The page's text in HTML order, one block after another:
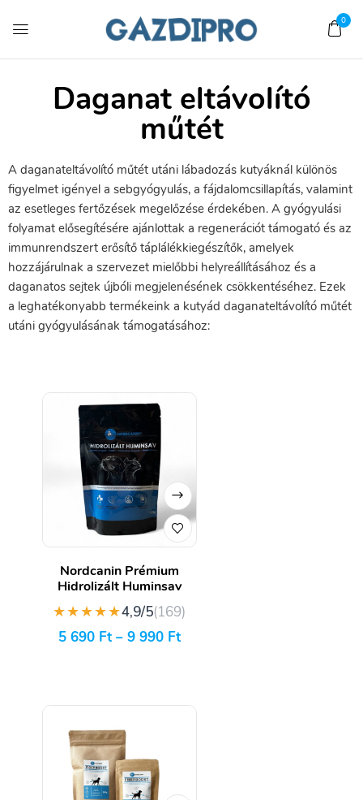
0
Daganat eltávolító
műtét
A daganateltávolító műtét utáni lábadozás kutyáknál különös
figyelmet igényel a sebgyógyulás, a fájdalomcsillapítás, valamint
az esetleges fertőzések megelőzése érdekében. A gyógyulási
folyamat elősegítésére ajánlottak a regenerációt támogató és az
immunrendszert erősítő táplálékkiegészítők, amelyek
hozzájárulnak a szervezet mielőbbi helyreállításához és a
daganatos sejtek újbóli megjelenésének csökkentéséhez. Ezek
a leghatékonyabb termékeink a kutyád daganateltávolító műtét
utáni gyógyulásának támogatásához:
Nordcanin Prémium
Hidrolizált Huminsav
★★★★★4,9/5(169)
5 690 Ft– 9 990 Ft